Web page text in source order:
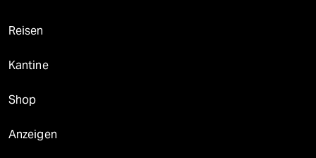
Reisen
Kantine
Shop
Anzeigen